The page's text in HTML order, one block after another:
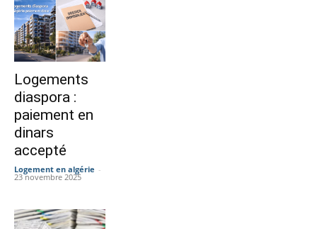
Logements
diaspora :
paiement en
dinars
accepté
Logement en algérie -
23 novembre 2025